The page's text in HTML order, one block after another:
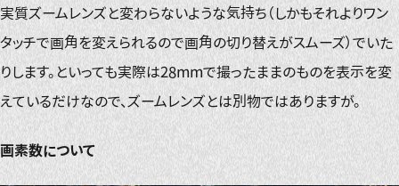
実質ズームレンズと変わらないような気持ち（しかもそれよりワン
タッチで画角を変えられるので画角の切り替えがスムーズ）でいた
りします。といっても実際は28mmで撮ったままのものを表示を変
えているだけなので、ズームレンズとは別物ではありますが。
画素数について